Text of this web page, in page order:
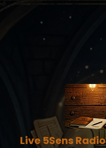
Live 5Sens Radio